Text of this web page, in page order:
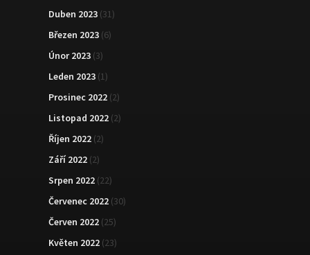
Duben 2023 (31)
Březen 2023 (6)
Únor 2023 (3)
Leden 2023 (1)
Prosinec 2022 (2)
Listopad 2022 (2)
Říjen 2022 (2)
Září 2022 (2)
Srpen 2022 (22)
Červenec 2022 (30)
Červen 2022 (25)
Květen 2022 (23)